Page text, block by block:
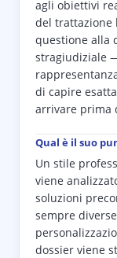
agli obiettivi
del trattazione
questione alla
stragiudiziale
di capire
arrivare prima
Qual è il suo
Un stile
viene
soluzioni
sempre
dossier viene